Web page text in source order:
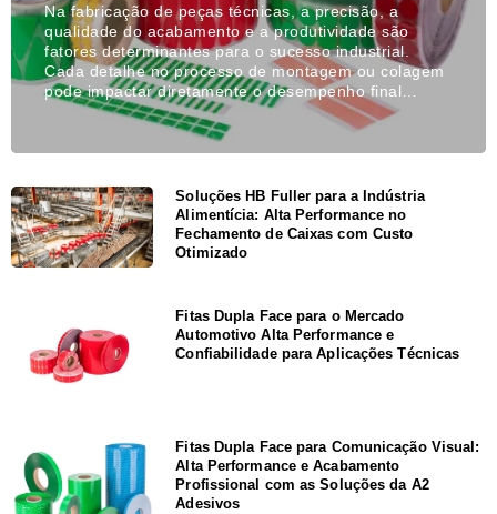
Na fabricação de peças técnicas, a precisão, a
qualidade do acabamento e a produtividade são
fatores determinantes para o sucesso industrial.
Cada detalhe no processo de montagem ou colagem
pode impactar diretamente o desempenho final…
Soluções HB Fuller para a Indústria
Alimentícia: Alta Performance no
Fechamento de Caixas com Custo
Otimizado
Fitas Dupla Face para o Mercado
Automotivo Alta Performance e
Confiabilidade para Aplicações Técnicas
Fitas Dupla Face para Comunicação Visual:
Alta Performance e Acabamento
Profissional com as Soluções da A2
Adesivos